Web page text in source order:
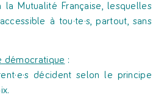
Mutualité Française, lesquelles
à tou·te·s, partout, sans
démocratique :
décident selon le principe